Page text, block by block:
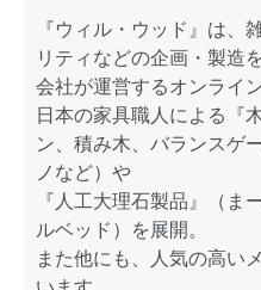
『ウィル・ウッド』は、
リティなどの企画・製造
会社が運営するオンライ
日本の家具職人による『
ン、積み木、バランスゲ
ノなど）や
『人工大理石製品』（ま
ルベッド）を展開。
また他にも、人気の高い